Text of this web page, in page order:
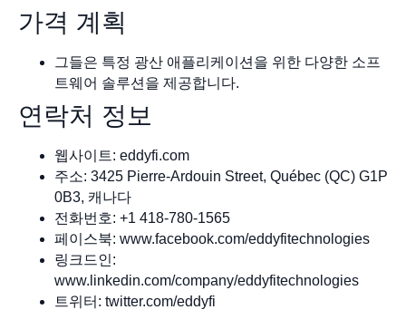
가격 계획
그들은 특정 광산 애플리케이션을 위한 다양한 소프
트웨어 솔루션을 제공합니다.
연락처 정보
웹사이트: eddyfi.com
주소: 3425 Pierre-Ardouin Street, Québec (QC) G1P
0B3, 캐나다
전화번호: +1 418-780-1565
페이스북: www.facebook.com/eddyfitechnologies
링크드인:
www.linkedin.com/company/eddyfitechnologies
트위터: twitter.com/eddyfi